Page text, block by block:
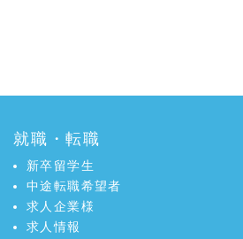
就職・転職
新卒留学生
中途転職希望者
求人企業様
求人情報